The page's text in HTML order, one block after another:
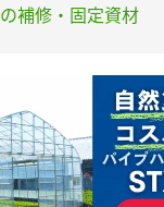
補修・固定資材